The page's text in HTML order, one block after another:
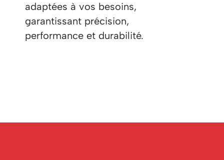
adaptées à vos besoins,
garantissant précision,
performance et durabilité.